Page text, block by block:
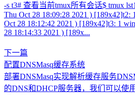
-s t3# 查看当前tmux所有会话$ tmux
Thu Oct 28 18:09:28 2021 ) [189x42]t2:
Oct 28 18:12:42 2021 ) [189x42]t3: 1
28 18:14:33 2021 ) [189x...
下一篇
配置DNSMasq缓存系统
部署DNSMasq实现解析缓存服务
的DNS和DHCP服务器，我们可以使